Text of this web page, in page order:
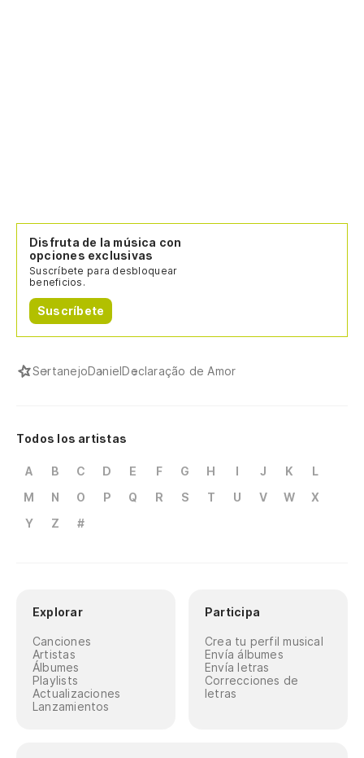
Disfruta de la música con
opciones exclusivas
Suscríbete para desbloquear
beneficios.
Suscríbete
SertanejoDanielDeclaração de Amor
Todos los artistas
A B C D E F G H I J K
L
M
N O P Q R S T U V W
X
Y
Z #
Explorar
Canciones
Artistas
Álbumes
Playlists
Actualizaciones
Lanzamientos
Participa
Crea tu perfil musical
Envía álbumes
Envía letras
Correcciones de
letras